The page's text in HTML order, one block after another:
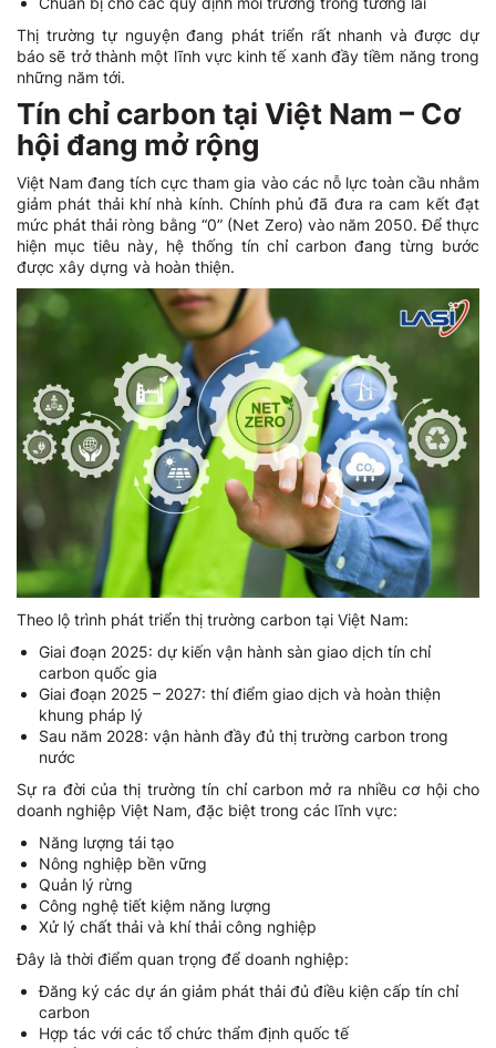
Thị trường tự nguyện đang phát triển rất nhanh và được dự
báo sẽ trở thành một lĩnh vực kinh tế xanh đầy tiềm năng trong
những năm tới.
Tín chỉ carbon tại Việt Nam – Cơ
hội đang mở rộng
Việt Nam đang tích cực tham gia vào các nỗ lực toàn cầu nhằm
giảm phát thải khí nhà kính. Chính phủ đã đưa ra cam kết đạt
mức phát thải ròng bằng “0” (Net Zero) vào năm 2050. Để thực
hiện mục tiêu này, hệ thống tín chỉ carbon đang từng bước
được xây dựng và hoàn thiện.
Theo lộ trình phát triển thị trường carbon tại Việt Nam:
Giai đoạn 2025: dự kiến vận hành sàn giao dịch tín chỉ
carbon quốc gia
Giai đoạn 2025 – 2027: thí điểm giao dịch và hoàn thiện
khung pháp lý
Sau năm 2028: vận hành đầy đủ thị trường carbon trong
nước
Sự ra đời của thị trường tín chỉ carbon mở ra nhiều cơ hội cho
doanh nghiệp Việt Nam, đặc biệt trong các lĩnh vực:
Năng lượng tái tạo
Nông nghiệp bền vững
Quản lý rừng
Công nghệ tiết kiệm năng lượng
Xử lý chất thải và khí thải công nghiệp
Đây là thời điểm quan trọng để doanh nghiệp:
Đăng ký các dự án giảm phát thải đủ điều kiện cấp tín chỉ
carbon
Hợp tác với các tổ chức thẩm định quốc tế